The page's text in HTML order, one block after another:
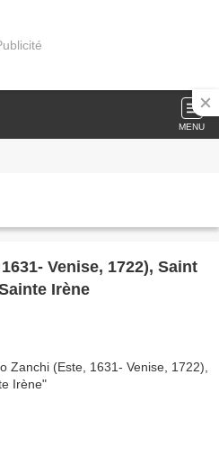
MENU
Venise, 1722), Saint
Irène